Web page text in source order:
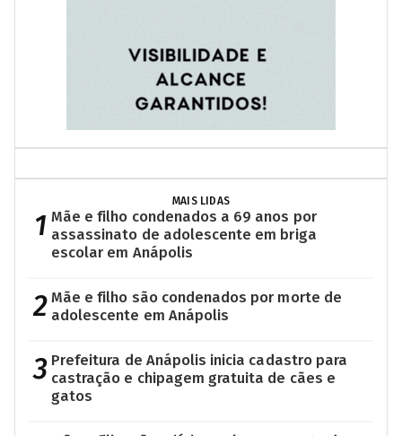
MAIS LIDAS
1 Mãe e filho condenados a 69 anos por
assassinato de adolescente em briga
escolar em Anápolis
2 Mãe e filho são condenados por morte de
adolescente em Anápolis
3 Prefeitura de Anápolis inicia cadastro para
castração e chipagem gratuita de cães e
gatos